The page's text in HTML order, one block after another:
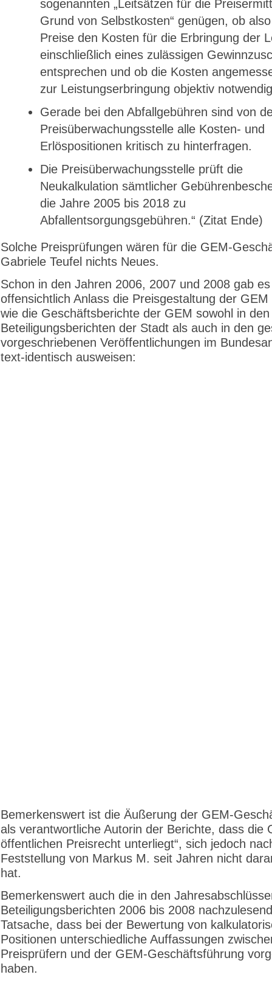
sogenannten „Leitsätzen für die
Grund von Selbstkosten“ genügen, ob
Preise den Kosten für die Erbringung der
einschließlich eines zulässigen
entsprechen und ob die Kosten
zur Leistungserbringung objektiv
Gerade bei den Abfallgebühren sind von
Preisüber­wachungs­stelle alle Kosten- und
Erlöspositionen kritisch zu hinterfragen.
Die Preisüberwachungsstelle prüft die
Neukalkulation sämtlicher
die Jahre 2005 bis 2018 zu
Abfallentsorgungsgebühren.“ (Zitat Ende)
Solche Preisprüfungen wären für die GEM-
Gabriele Teufel nichts Neues.
Schon in den Jahren 2006, 2007 und 2008 gab es
offensichtlich Anlass die Preisgestaltung der
wie die Geschäftsberichte der GEM sowohl in den
Beteiligungsberichten der Stadt als auch in den
vorgeschriebenen Veröffentlichungen im
text-identisch ausweisen:
Bemerkenswert ist die Äußerung der GEM-
als verantwortliche Autorin der Berichte, dass die
öffentlichen Preisrecht unterliegt“, sich jedoch
Feststellung von Markus M. seit Jahren nicht
hat.
Bemerkenswert auch die in den
Beteiligungsberichten 2006 bis 2008
Tatsache, dass bei der Bewertung von
Positionen unterschiedliche Auffassungen
Preisprüfern und der GEM-Geschäftsführung
haben.